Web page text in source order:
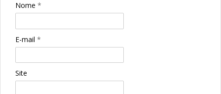
Nome *
E-mail *
Site